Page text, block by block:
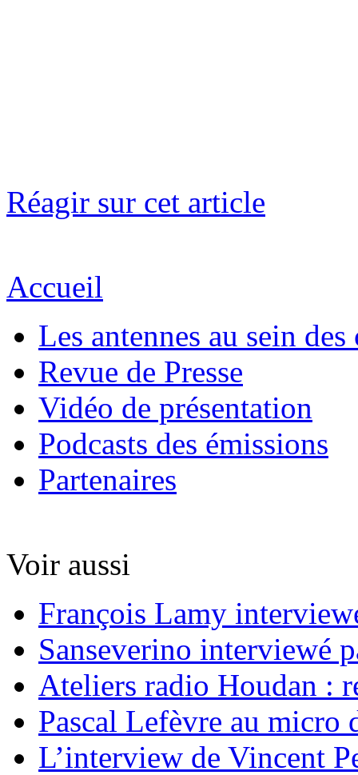
Réagir sur cet article
Accueil
Les antennes au sein des
Revue de Presse
Vidéo de présentation
Podcasts des émissions
Partenaires
Voir aussi
François Lamy
Sanseverino interviewé
Ateliers radio Houdan :
Pascal Lefèvre au micro
L’interview de Vincent